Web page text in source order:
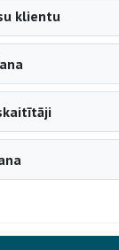
klientu